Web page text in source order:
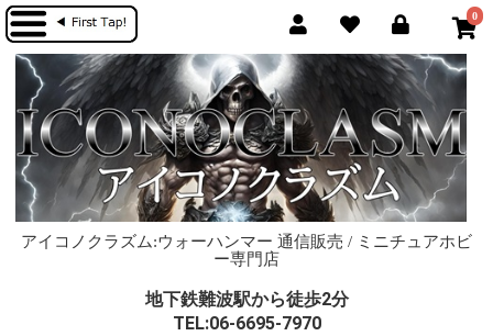
0
アイコノクラズム:ウォーハンマー 通信販売 / ミニチュアホビ
ー専門店
地下鉄難波駅から徒歩2分
TEL:06-6695-7970